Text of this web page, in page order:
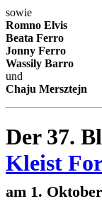
sowie
Romno Elvis
Beata Ferro
Jonny Ferro
Wassily Barro
und
Chaju Mersztejn
Der 37.
Kleist
am 1.